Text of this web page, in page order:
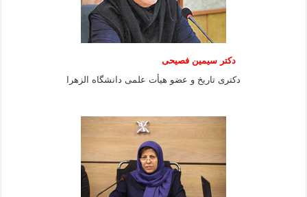
دکتر سیمین فصیحی
دکتری تاریخ و عضو هیأت علمی دانشگاه الزهرا